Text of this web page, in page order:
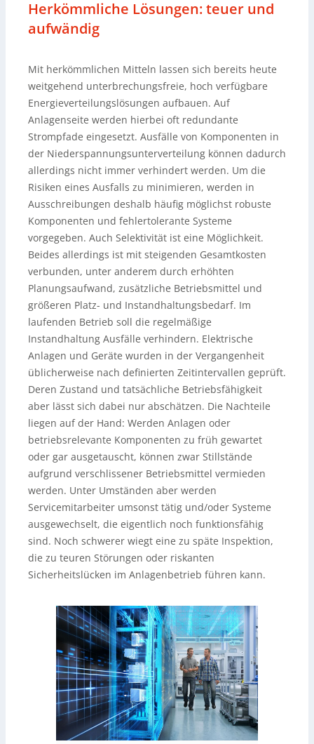
Herkömmliche Lösungen: teuer und
aufwändig
Mit herkömmlichen Mitteln lassen sich bereits heute
weitgehend unterbrechungsfreie, hoch verfügbare
Energieverteilungslösungen aufbauen. Auf
Anlagenseite werden hierbei oft redundante
Strompfade eingesetzt. Ausfälle von Komponenten in
der Niederspannungsunterverteilung können dadurch
allerdings nicht immer verhindert werden. Um die
Risiken eines Ausfalls zu minimieren, werden in
Ausschreibungen deshalb häufig möglichst robuste
Komponenten und fehlertolerante Systeme
vorgegeben. Auch Selektivität ist eine Möglichkeit.
Beides allerdings ist mit steigenden Gesamtkosten
verbunden, unter anderem durch erhöhten
Planungsaufwand, zusätzliche Betriebsmittel und
größeren Platz- und Instandhaltungsbedarf. Im
laufenden Betrieb soll die regelmäßige
Instandhaltung Ausfälle verhindern. Elektrische
Anlagen und Geräte wurden in der Vergangenheit
üblicherweise nach definierten Zeitintervallen geprüft.
Deren Zustand und tatsächliche Betriebsfähigkeit
aber lässt sich dabei nur abschätzen. Die Nachteile
liegen auf der Hand: Werden Anlagen oder
betriebsrelevante Komponenten zu früh gewartet
oder gar ausgetauscht, können zwar Stillstände
aufgrund verschlissener Betriebsmittel vermieden
werden. Unter Umständen aber werden
Servicemitarbeiter umsonst tätig und/oder Systeme
ausgewechselt, die eigentlich noch funktionsfähig
sind. Noch schwerer wiegt eine zu späte Inspektion,
die zu teuren Störungen oder riskanten
Sicherheitslücken im Anlagenbetrieb führen kann.